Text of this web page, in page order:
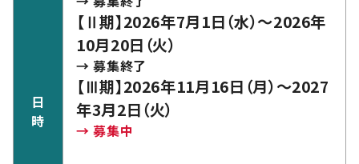
日
時
【Ⅱ期】2026年7月1日（水）～2026年
10月20日（火）
→ 募集終了
【Ⅲ期】2026年11月16日（月）～2027
年3月2日（火）
→ 募集中